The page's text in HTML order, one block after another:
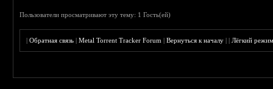
Пользователи просматривают эту тему: 1 Гость(ей)
|Обратная связь |Metal Torrent Tracker Forum |Вернуться к началу ||Лёгкий